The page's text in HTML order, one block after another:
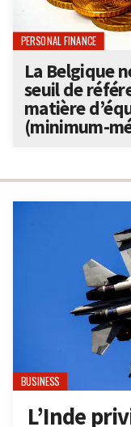
BUSINESS
L’Inde
PERSONAL FINANCE
La Belgique
seuil de
matière
(minimum-